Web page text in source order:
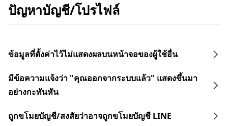
ปัญหาบัญชี/โปรไฟล์
ข้อมูลที่ตั้งค่าไว้ไม่แสดงผลบนหน้าจอของผู้ใช้อื่น
มีข้อความแจ้งว่า "คุณออกจากระบบแล้ว" แสดงขึ้นมา
อย่างกะทันหัน
ถูกขโมยบัญชี/สงสัยว่าอาจถูกขโมยบัญชี LINE